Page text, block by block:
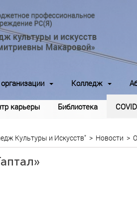
Колледж
карьеры Библиотека
Культуры и Искусств" > Новости >